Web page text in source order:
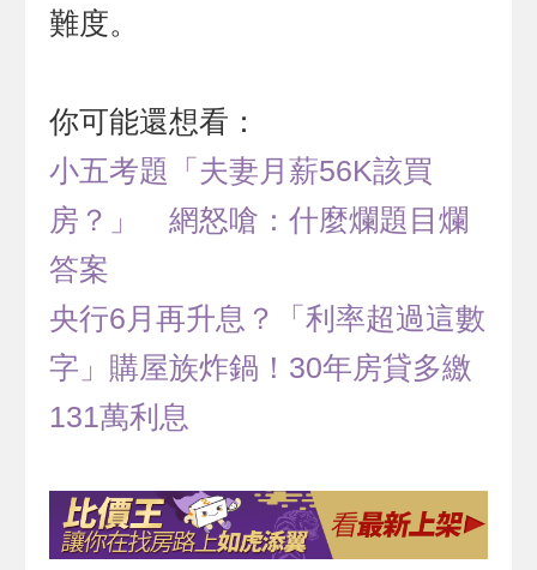
難度。
你可能還想看：
小五考題「夫妻月薪56K該買
房？」 網怒嗆：什麼爛題目爛
答案
央行6月再升息？「利率超過這數
字」購屋族炸鍋！30年房貸多繳
131萬利息